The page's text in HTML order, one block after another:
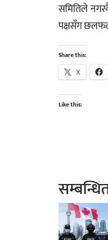
समितिले
पक्षसँग छलफल
Share this:
X
Like this: